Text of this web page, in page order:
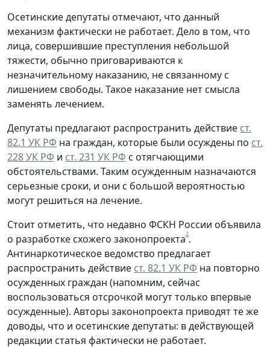
Осетинские депутаты отмечают, что данный
механизм фактически не работает. Дело в том, что
лица, совершившие преступления небольшой
тяжести, обычно приговариваются к
незначительному наказанию, не связанному с
лишением свободы. Такое наказание нет смысла
заменять лечением.
Депутаты предлагают распространить действие ст.
82.1 УК РФ на граждан, которые были осуждены по ст.
228 УК РФ и ст. 231 УК РФ с отягчающими
обстоятельствами. Таким осужденным назначаются
серьезные сроки, и они с большой вероятностью
могут решиться на лечение.
Стоит отметить, что недавно ФСКН России объявила
о разработке схожего законопроекта2.
Антинаркотическое ведомство предлагает
распространить действие ст. 82.1 УК РФ на повторно
осужденных граждан (напомним, сейчас
воспользоваться отсрочкой могут только впервые
осужденные). Авторы законопроекта приводят те же
доводы, что и осетинские депутаты: в действующей
редакции статья фактически не работает.